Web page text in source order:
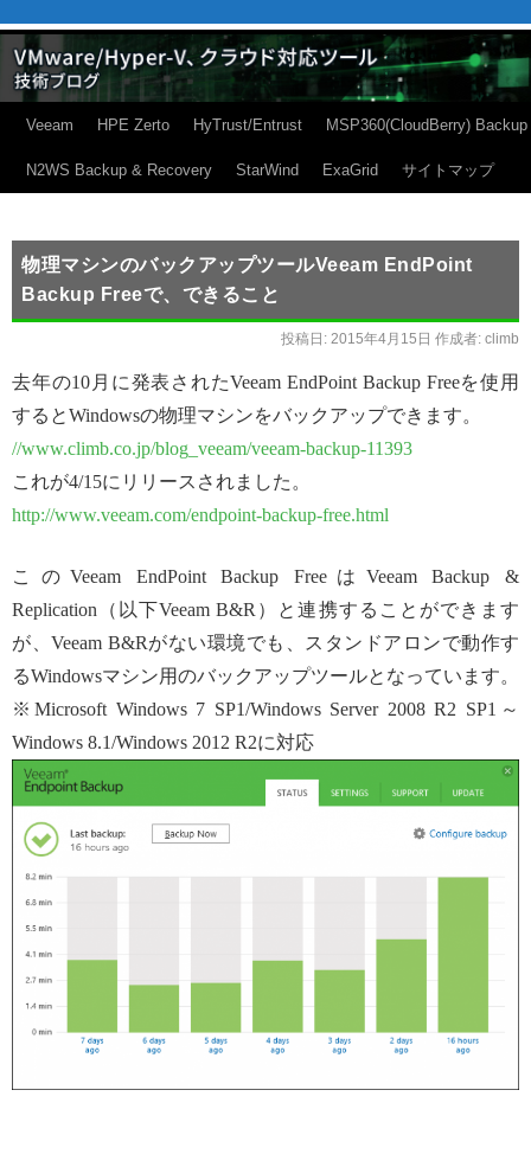
Veeam HPE Zerto HyTrust/Entrust MSP360(CloudBerry) Backup
N2WS Backup & Recovery StarWind ExaGrid サイトマップ
物理マシンのバックアップツールVeeam EndPoint
Backup Freeで、できること
投稿日: 2015年4月15日 作成者: climb
去年の10月に発表されたVeeam EndPoint Backup Freeを使用
するとWindowsの物理マシンをバックアップできます。
//www.climb.co.jp/blog_veeam/veeam-backup-11393
これが4/15にリリースされました。
http://www.veeam.com/endpoint-backup-free.html
このVeeam EndPoint Backup FreeはVeeam Backup &
Replication（以下Veeam B&R）と連携することができます
が、Veeam B&Rがない環境でも、スタンドアロンで動作す
るWindowsマシン用のバックアップツールとなっています。
※Microsoft Windows 7 SP1/Windows Server 2008 R2 SP1～
Windows 8.1/Windows 2012 R2に対応